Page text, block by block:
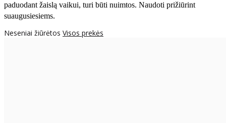
paduodant žaislą vaikui, turi būti nuimtos. Naudoti prižiūrint
suaugusiesiems.
Neseniai žiūrėtos Visos prekės